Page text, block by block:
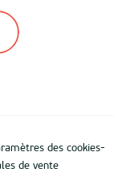
des cookies-
de vente